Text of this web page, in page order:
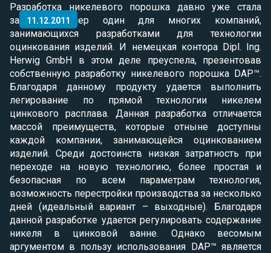
11.12.2011
Разработка никелевого порошка давно уже стала
задачей номер один для многих компаний,
занимающихся разработками для технологии
оцинкования изделий. И немецкая контора Dipl. Ing.
Herwig GmbH в этом деле преуспела, презентовав
собственную разработку никелевого порошка DAP™.
Благодаря данному продукту удается выполнить
легирование по прямой технологии никелем
цинкового расплава. Данная разработка отличается
массой преимуществ, которые отныне доступны
каждой компании, занимающейся оцинкованием
изделий. Среди достоинств низкая затратность при
переходе на новую технологию, более простая и
безопасная по всем параметрам технология,
возможность перестройки производства за несколько
дней (идеальный вариант – выходные). Благодаря
данной разработке удается регулировать содержание
никеля в цинковой ванне. Однако весомым
аргументом в пользу использования DAP™ является